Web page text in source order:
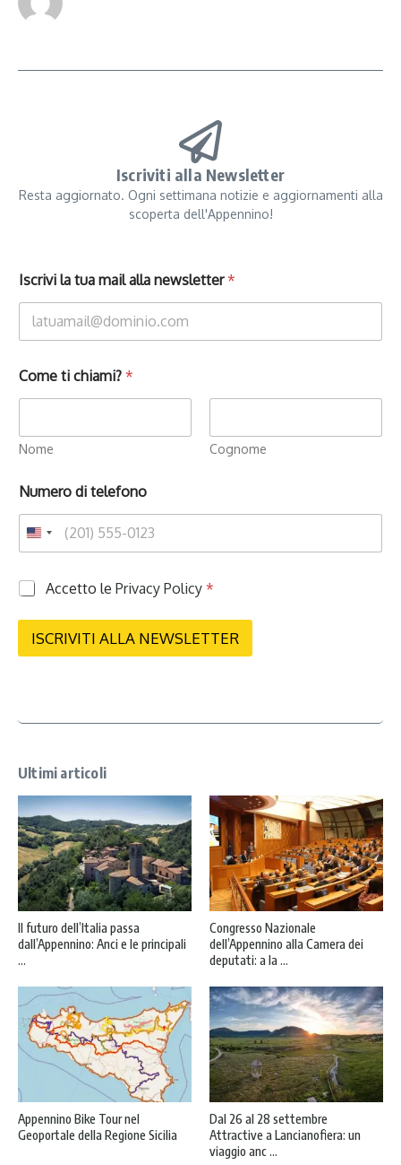
Iscriviti alla Newsletter
Resta aggiornato. Ogni settimana notizie e aggiornamenti alla
scoperta dell'Appennino!
Iscrivi la tua mail alla newsletter*
Come ti chiami? *
Nome Cognome
Numero di telefono
P
i
a
Accetto le Privacy Policy *
ISCRIVITI ALLA NEWSLETTER
Ultimi articoli
Il futuro dell’Italia passa
dall’Appennino: Anci e le principali
...
Congresso Nazionale
dell’Appennino alla Camera dei
deputati: a la ...
Appennino Bike Tour nel
Geoportale della Regione Sicilia
Dal 26 al 28 settembre
Attractive a Lancianofiera: un
viaggio anc ...